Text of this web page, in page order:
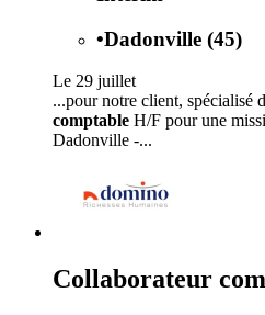
•Dadonville (45)
Le 29 juillet
...pour notre client, spécialisé
comptable H/F pour une
Dadonville -...
Collaborateur